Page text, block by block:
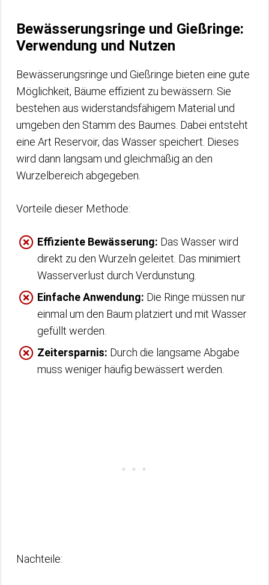
Bewässerungsringe und Gießringe:
Verwendung und Nutzen
Bewässerungsringe und Gießringe bieten eine gute
Möglichkeit, Bäume effizient zu bewässern. Sie
bestehen aus widerstandsfähigem Material und
umgeben den Stamm des Baumes. Dabei entsteht
eine Art Reservoir, das Wasser speichert. Dieses
wird dann langsam und gleichmäßig an den
Wurzelbereich abgegeben.
Vorteile dieser Methode:
Effiziente Bewässerung: Das Wasser wird
direkt zu den Wurzeln geleitet. Das minimiert
Wasserverlust durch Verdunstung.
Einfache Anwendung: Die Ringe müssen nur
einmal um den Baum platziert und mit Wasser
gefüllt werden.
Zeitersparnis: Durch die langsame Abgabe
muss weniger häufig bewässert werden.
Nachteile: